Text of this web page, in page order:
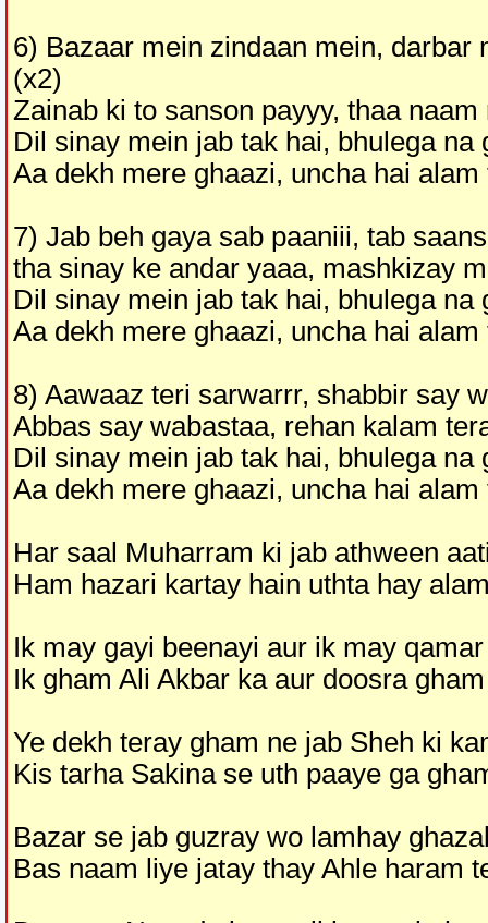
6) Bazaar mein zindaan mein, darbar
(x2)
Zainab ki to sanson payyy, thaa
Dil sinay mein jab tak hai, bhulega na
Aa dekh mere ghaazi, uncha hai
7) Jab beh gaya sab paaniii, tab
tha sinay ke andar yaaa, mashkizay
Dil sinay mein jab tak hai, bhulega na
Aa dekh mere ghaazi, uncha hai
8) Aawaaz teri sarwarrr, shabbir say
Abbas say wabastaa, rehan kalam
Dil sinay mein jab tak hai, bhulega na
Aa dekh mere ghaazi, uncha hai
Har saal Muharram ki jab athween
Ham hazari kartay hain uthta hay
Ik may gayi beenayi aur ik may
Ik gham Ali Akbar ka aur doosra
Ye dekh teray gham ne jab Sheh ki
Kis tarha Sakina se uth paaye ga
Bazar se jab guzray wo lamhay
Bas naam liye jatay thay Ahle haram